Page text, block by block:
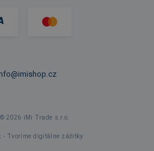
2026 iMi Trade s.r.o.
- Tvoríme digitálne zážitky